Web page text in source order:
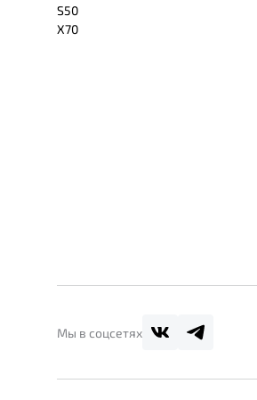
S50
X70
Мы в соцсетях